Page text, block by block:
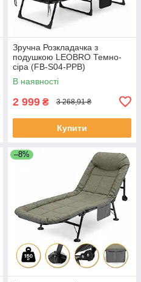
Зручна Розкладачка з
подушкою LEOBRO Темно-
сіра (FB-S04-PPB)
В наявності
2 999 ₴ 3 268,91 ₴
Купити
–8%